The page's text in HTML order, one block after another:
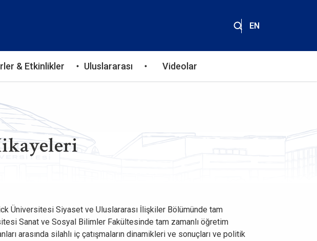
EN
& Etkinlikler Uluslararası Videolar
Üniversitesi Siyaset ve Uluslararası İlişkiler Bölümünde tam
Sanat ve Sosyal Bilimler Fakültesinde tam zamanlı öğretim
arasında silahlı iç çatışmaların dinamikleri ve sonuçları ve politik